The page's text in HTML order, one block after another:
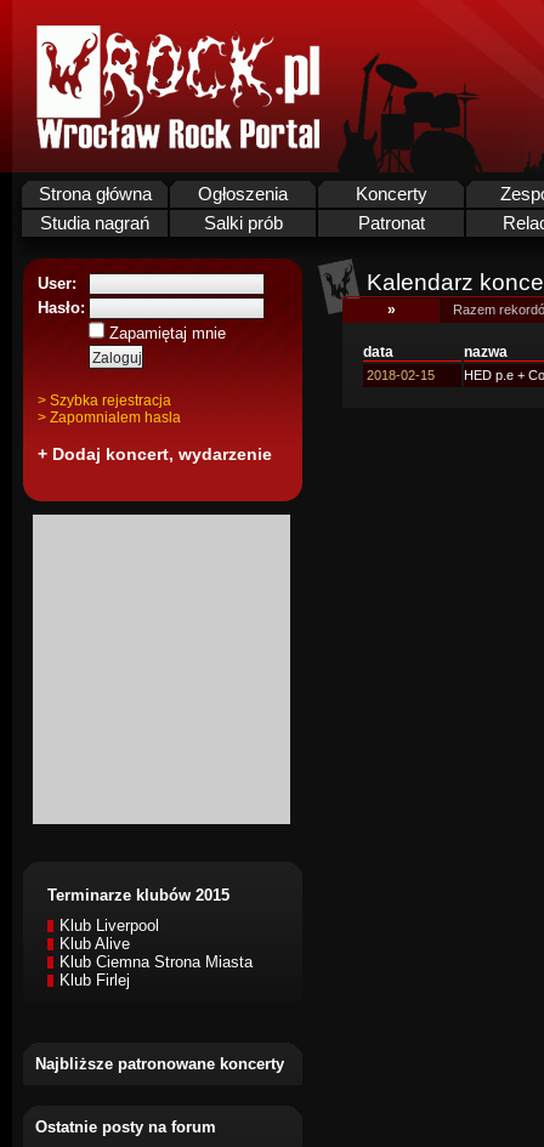
Strona główna Ogłoszenia Koncerty
Studia nagrań
Salki prób Patronat
User:
Hasło:
Zapamiętaj mnie
> Szybka rejestracja
> Zapomnialem hasla
+ Dodaj koncert, wydarzenie
Terminarze klubów 2015
Klub Liverpool
Klub Alive
Klub Ciemna Strona Miasta
Klub Firlej
Najbliższe patronowane koncerty
Ostatnie posty na forum
Kalendarz
» Razem
data nazwa
2018-02-15 HED p.e +